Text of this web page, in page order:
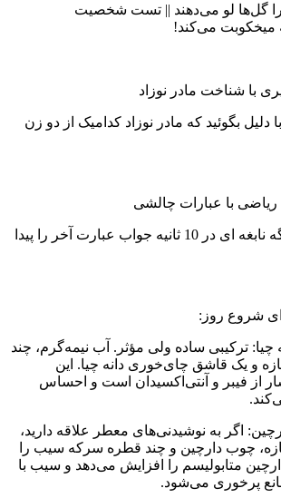
را گل‌ها لو می‌دهند || تست شخصیت
میخکوبت می‌کند!
دلیل بگوئید که مادر نوزاد کدامیک از دو زن
تست هوش: اگه نابغه ای در 10 ثانیه جواب عبارت آخر را پیدا
شروع روز:
چیا: ترکیبی ساده ولی مؤثر. آب نیمه‌گرم، چند
و یک قاشق چای‌خوری دانه چیا. این
از فیبر و آنتی‌اکسیدان است و احساس
اگر به نوشیدنی‌های معطر علاقه دارید،
چوب دارچین و چند قطره سرکه سیب را
متابولیسم را افزایش می‌دهد و سیب با
پرخوری می‌شود.